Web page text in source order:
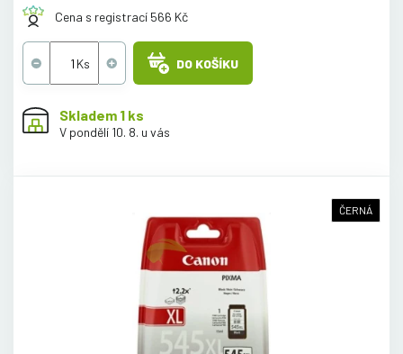
Cena s registrací 566 Kč
DO KOŠÍKU
Skladem 1 ks
V pondělí 10. 8. u vás
ČERNÁ